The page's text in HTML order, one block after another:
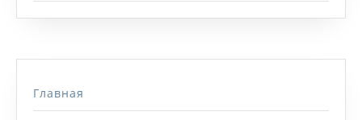
Главная